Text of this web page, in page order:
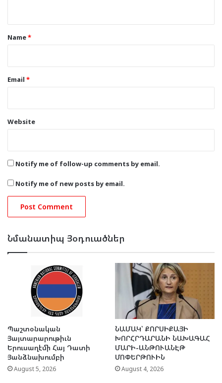
*Name*
Email *
Website
Notify me of follow-up comments by email.
Notify me of new posts by email.
Նմանատիպ Յօդուածներ
Պաշտօնական
Յայտարարութիւն
Երուսաղէմի Հայ Դատի
Յանձնախումբի
August 5, 2026
ՆԱՄԱԿ՝ ՔՈՐՍԻՔԱՅԻ
ԽՈՐՀՐԴԱՐԱՆԻ ՆԱԽԱԳԱՀ
ՄԱՐԻ-ԱՆԹՈՒԱՆԷԹ
ՄՈՓԵՐԹՈՒԻՆ
August 4, 2026